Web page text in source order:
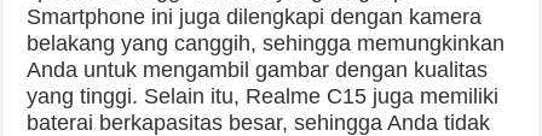
Smartphone ini juga dilengkapi dengan kamera
belakang yang canggih, sehingga memungkinkan
Anda untuk mengambil gambar dengan kualitas
yang tinggi. Selain itu, Realme C15 juga memiliki
baterai berkapasitas besar, sehingga Anda tidak